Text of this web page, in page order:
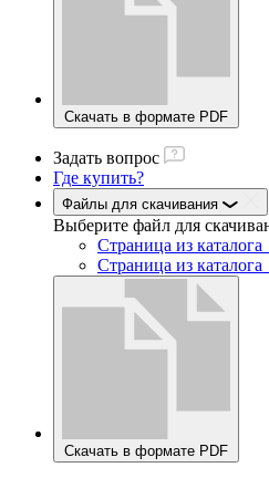
Скачать в формате PDF
Задать вопрос
Где купить?
Файлы для скачивания
Выберите файл для
Страница из
Страница из
Скачать в формате PDF